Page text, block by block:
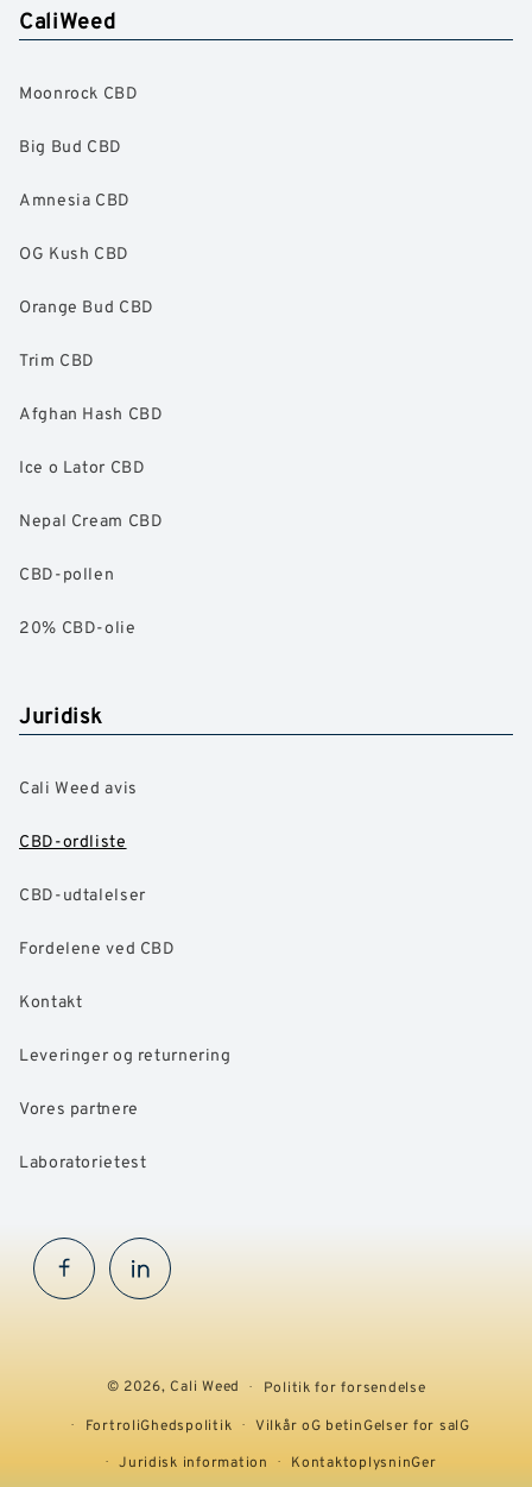
CaliWeed
Moonrock CBD
Big Bud CBD
Amnesia CBD
OG Kush CBD
Orange Bud CBD
Trim CBD
Afghan Hash CBD
Ice o Lator CBD
Nepal Cream CBD
CBD-pollen
20% CBD-olie
Juridisk
Cali Weed avis
CBD-ordliste
CBD-udtalelser
Fordelene ved CBD
Kontakt
Leveringer og returnering
Vores partnere
Laboratorietest
FacebookInstaGram
© 2026,Cali Weed
Politik for forsendelse
FortroliGhedspolitik
Vilkår oG betinGelser for salG
Juridisk information
KontaktoplysninGer